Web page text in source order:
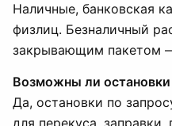
Наличные, банковская
физлиц. Безналичный
закрывающим пакетом
Возможны ли остановки
Да, остановки по
для перекуса,